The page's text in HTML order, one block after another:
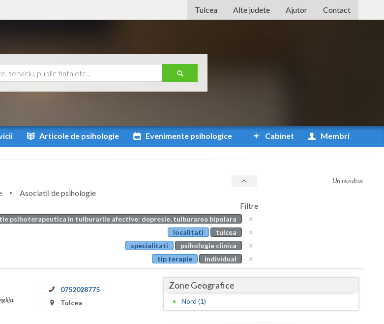
Tulcea Alte judete
Bistrita-Nasaud
Botosani
Bucuresti
Buzau
Calarasi
Caras-Severin
Ajutor Contact
Articole de psihologie Evenimente psihologice Cabinet Membri
Asociatii de psihologie
Filtre
psihoterapeutica in tulburarile afective: depresie, tulburarea bipolara
localitati
tulcea
specialitati
psihologie clinica
tip terapie
individual
Un rezultat
0752028775
Tulcea
Zone Geografice
Nord (1)